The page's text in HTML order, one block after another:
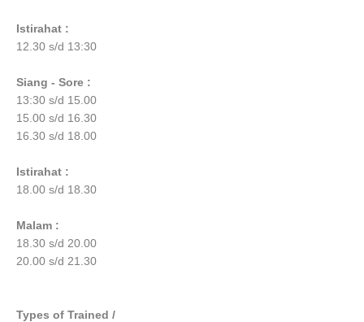
Istirahat :
12.30 s/d 13:30
Siang - Sore :
13:30 s/d 15.00
15.00 s/d 16.30
16.30 s/d 18.00
Istirahat :
18.00 s/d 18.30
Malam :
18.30 s/d 20.00
20.00 s/d 21.30
Types of Trained /